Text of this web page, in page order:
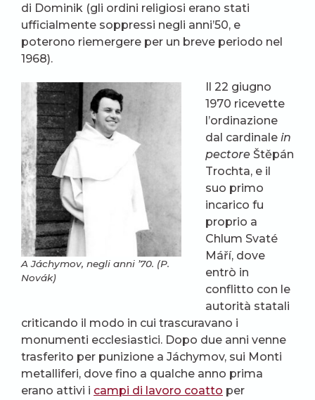
di Dominik (gli ordini religiosi erano stati
ufficialmente soppressi negli anni’50, e
poterono riemergere per un breve periodo nel
1968).
A Jáchymov, negli anni ’70. (P.
Novák)
Il 22 giugno
1970 ricevette
l’ordinazione
dal cardinale in
pectore Štěpán
Trochta, e il
suo primo
incarico fu
proprio a
Chlum Svaté
Máří, dove
entrò in
conflitto con le
autorità statali
criticando il modo in cui trascuravano i
monumenti ecclesiastici. Dopo due anni venne
trasferito per punizione a Jáchymov, sui Monti
metalliferi, dove fino a qualche anno prima
erano attivi i campi di lavoro coatto per